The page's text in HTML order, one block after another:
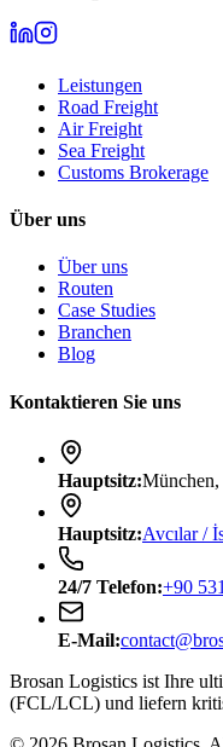
Leistungen
Road Freight
Air Freight
Sea Freight
Customs Brokerage
Über uns
Über uns
Routen
Case Studies
Branchen
Blog
Kontaktieren Sie uns
Hauptsitz:München,
Hauptsitz:Avcılar /
24/7 Telefon:+90
E-Mail:
Brosan Logistics ist Ihre
(FCL/LCL) und liefern